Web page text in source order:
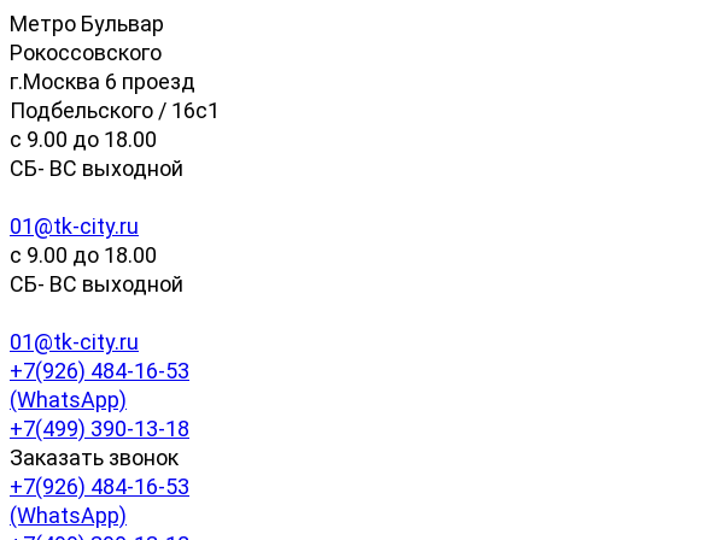
Метро Бульвар
Рокоссовского
г.Москва 6 проезд
Подбельского / 16с1
c 9.00 до 18.00
СБ- ВС выходной
01@tk-city.ru
c 9.00 до 18.00
СБ- ВС выходной
01@tk-city.ru
+7(926) 484-16-53
(WhatsApp)
+7(499) 390-13-18
Заказать звонок
+7(926) 484-16-53
(WhatsApp)